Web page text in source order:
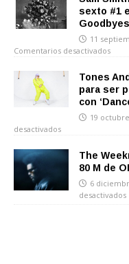
sexto #1
11
Comentarios desactivados
Tones
para ser
con
19
desactivados
The
80 M de
6
desactivados